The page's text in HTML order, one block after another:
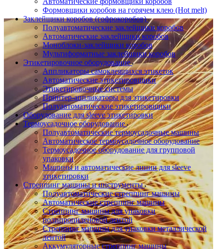
Формовщики коробов на горячем клею (Hot melt)
Заклейщики коробов (гофрокоробов)
Полуавтоматические заклейщики коробов
Автоматические заклейщики коробов
Моноблоки-заклейщики коробов
Мультиформатные заклейщики коробов
Этикетировочное оборудование
Аппликаторы самоклеящихся этикеток
Автоматические этикетировщики
Этикетировочные системы
Принтер-аппликаторы для этикетировки
Полуавтоматические этикетировщики
Оборудование для sleeve этикетировки
Термоусадочное оборудование
Полуавтоматические термоусадочные машины
Автоматическое термоусадочное оборудование
Термоусадочное оборудование для групповой
упаковки
Машины и автоматические линии для sleeve
этикетировки
Стреппинг машины и инструменты
Полуавтоматические стреппинг машины
Автоматические стреппинг машины
Стреппинг машины для упаковки
полипропиленовой лентой
Стреппинг машины для упаковки металлической
лентой
Аккумуляторные стреппинг машины